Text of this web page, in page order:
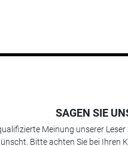
SAGEN SIE
Meinung unserer
Bitte achten Sie bei Ihren